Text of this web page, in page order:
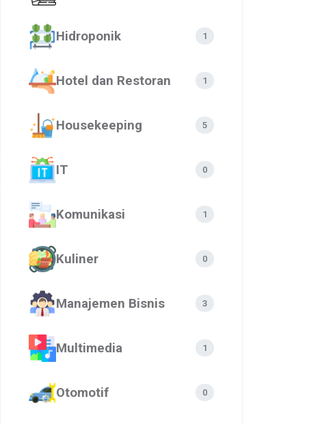
Hidroponik 1
Hotel dan Restoran 1
Housekeeping 5
IT 0
Komunikasi 1
Kuliner 0
Manajemen Bisnis 3
Multimedia 1
Otomotif 0